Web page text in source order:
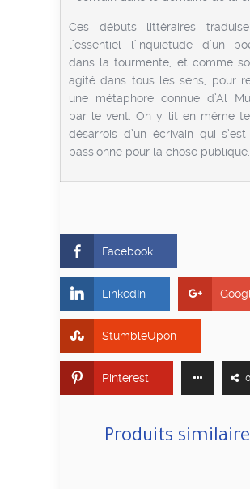
Ces débuts littéraires
l’essentiel l’inquiétude d’un
dans la tourmente, et comme
agité dans tous les sens, pour
une métaphore connue d’Al
par le vent. On y lit en même
désarrois d’un écrivain qui
passionné pour la chose publique.
Facebook
LinkedIn
StumbleUpon
Pinterest 0
Produits